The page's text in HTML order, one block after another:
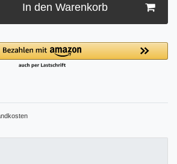
In den Warenkorb